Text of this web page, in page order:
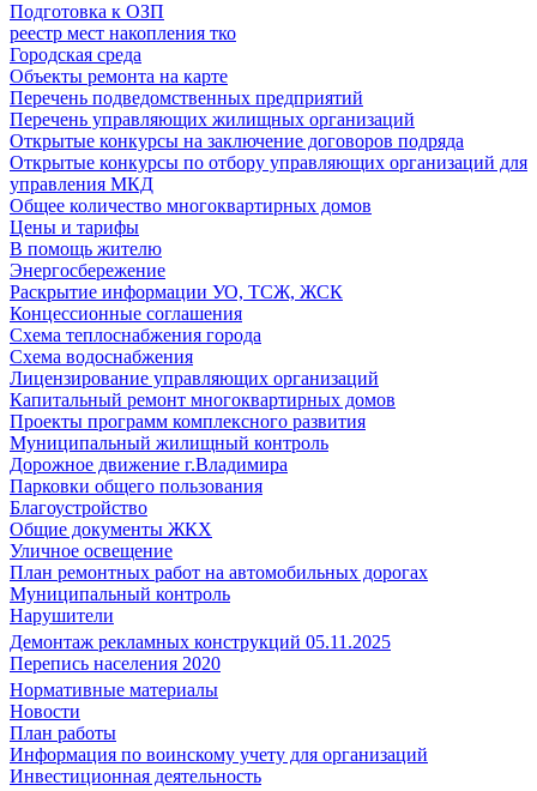
Подготовка к ОЗП
реестр мест накопления тко
Городская среда
Объекты ремонта на карте
Перечень подведомственных предприятий
Перечень управляющих жилищных организаций
Открытые конкурсы на заключение договоров подряда
Открытые конкурсы по отбору управляющих организаций для
управления МКД
Общее количество многоквартирных домов
Цены и тарифы
В помощь жителю
Энергосбережение
Раскрытие информации УО, ТСЖ, ЖСК
Концессионные соглашения
Схема теплоснабжения города
Схема водоснабжения
Лицензирование управляющих организаций
Капитальный ремонт многоквартирных домов
Проекты программ комплексного развития
Муниципальный жилищный контроль
Дорожное движение г.Владимира
Парковки общего пользования
Благоустройство
Общие документы ЖКХ
Уличное освещение
План ремонтных работ на автомобильных дорогах
Муниципальный контроль
Нарушители
Демонтаж рекламных конструкций 05.11.2025
Перепись населения 2020
Нормативные материалы
Новости
План работы
Информация по воинскому учету для организаций
Инвестиционная деятельность